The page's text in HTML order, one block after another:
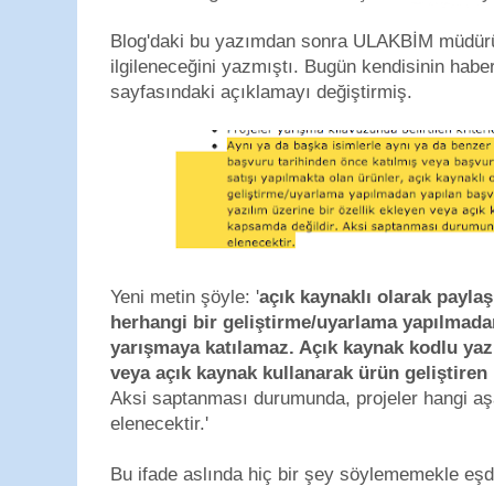
Blog'daki bu yazımdan sonra ULAKBİM
ilgileneceğini yazmıştı. Bugün kendisinin
sayfasındaki açıklamayı değiştirmiş.
Yeni metin şöyle: 'açık kaynaklı olarak
herhangi bir geliştirme/uyarlama
yarışmaya katılamaz. Açık kaynak kodlu
veya açık kaynak kullanarak ürün
Aksi saptanması durumunda, projeler hangi
elenecektir.'
Bu ifade aslında hiç bir şey söylememekle